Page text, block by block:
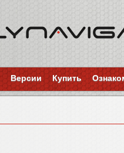
Версии Купить